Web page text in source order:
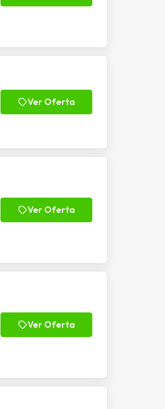
Ver Oferta
Ver Oferta
Ver Oferta